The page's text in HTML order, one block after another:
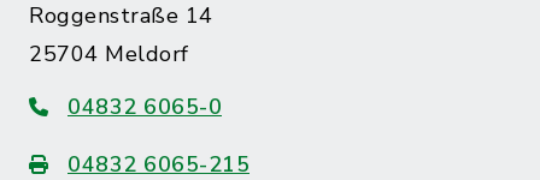
Roggenstraße 14
25704 Meldorf
04832 6065-0
04832 6065-215